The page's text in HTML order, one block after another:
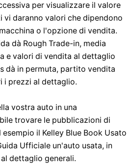
per visualizzare il valore
vi daranno valori che dipendono
o l'opzione di vendita.
dà Rough Trade-in, media
e valori di vendita al dettaglio
dà in permuta, partito vendita
i prezzi al dettaglio.
vostra auto in una
trovare le pubblicazioni di
il Kelley Blue Book Usato
Ufficiale un'auto usata, in
dettaglio generali.